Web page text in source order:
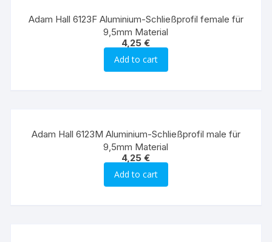
Adam Hall 6123F Aluminium-Schließprofil female für
9,5mm Material
4,25€
Add to cart
Adam Hall 6123M Aluminium-Schließprofil male für
9,5mm Material
4,25€
Add to cart